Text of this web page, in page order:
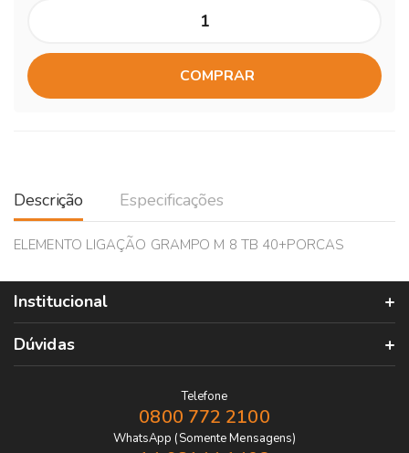
COMPRAR
Descrição Especificações
ELEMENTO LIGAÇÃO GRAMPO M 8 TB 40+PORCAS
Institucional
Dúvidas
Telefone
0800 772 2100
WhatsApp (Somente Mensagens)